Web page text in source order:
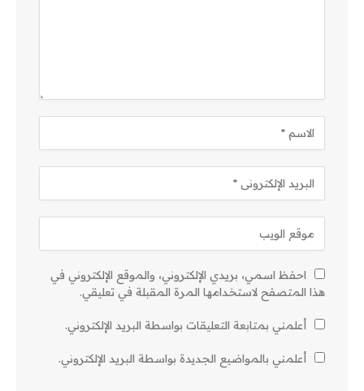
احفظ اسمي، بريدي الإلكتروني، والموقع الإلكتروني في
هذا المتصفح لاستخدامها المرة المقبلة في تعليقي.
أعلمني بمتابعة التعليقات بواسطة البريد الإلكتروني.
أعلمني بالمواضيع الجديدة بواسطة البريد الإلكتروني.